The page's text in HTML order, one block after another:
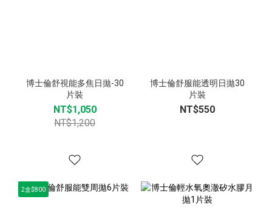
博士倫舒視能多焦日拋-30
片裝
NT$1,050
NT$1,200
博士倫舒服能透明日拋30
片裝
NT$550
2盒$800